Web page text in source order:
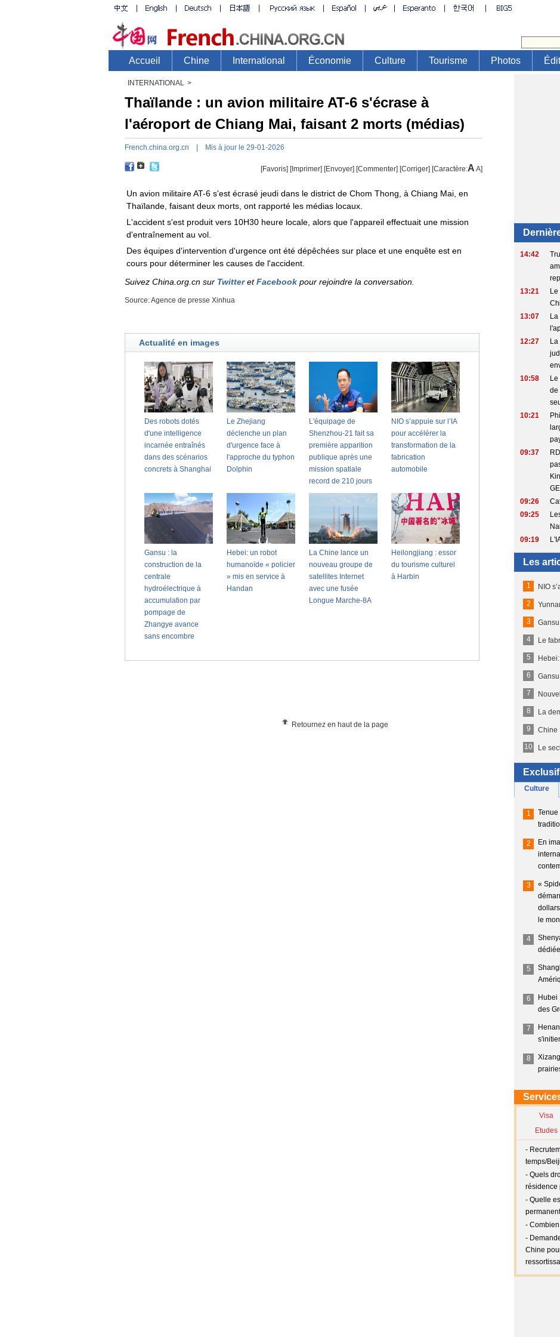
INTERNATIONAL >
Thaïlande : un avion militaire AT-6 s'écrase à
l'aéroport de Chiang Mai, faisant 2 morts (médias)
French.china.org.cn | Mis à jour le 29-01-2026
[Favoris] [Imprimer] [Envoyer] [Commenter] [Corriger] [Caractère:A A]
Un avion militaire AT-6 s'est écrasé jeudi dans le district de Chom Thong, à Chiang Mai, en
Thaïlande, faisant deux morts, ont rapporté les médias locaux.
L'accident s'est produit vers 10H30 heure locale, alors que l'appareil effectuait une mission
d'entraînement au vol.
Des équipes d'intervention d'urgence ont été dépêchées sur place et une enquête est en
cours pour déterminer les causes de l'accident.
Suivez China.org.cn sur Twitter etFacebook pour rejoindre la conversation.
Source: Agence de presse Xinhua
Retournez en haut de la page